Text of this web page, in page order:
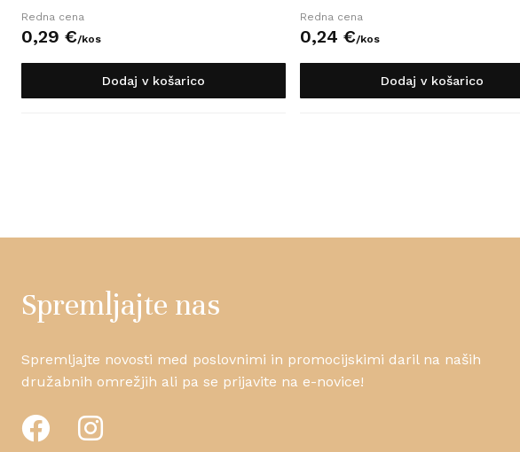
Redna cena
0,29 €/kos
Dodaj v košarico
Redna cena
0,24 €/kos
Dodaj v košarico
Spremljajte nas
Spremljajte novosti med poslovnimi in promocijskimi daril na naših
družabnih omrežjih ali pa se prijavite na e-novice!